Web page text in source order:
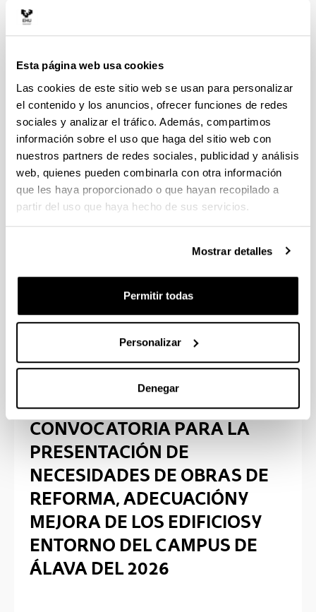
Esta página web usa cookies
Las cookies de este sitio web se usan para personalizar
el contenido y los anuncios, ofrecer funciones de redes
sociales y analizar el tráfico. Además, compartimos
información sobre el uso que haga del sitio web con
nuestros partners de redes sociales, publicidad y análisis
web, quienes pueden combinarla con otra información
que les haya proporcionado o que hayan recopilado a
partir del uso que haya hecho de sus servicios.
Mostrar detalles
Permitir todas
Personalizar
Denegar
DE ASOCIACIONES CIENTÍFICAS
INTERNACIONALES
CONVOCATORIA PARA EL ACCESO DE
VIVERO DE EMPRESAS INIZIA
Convocatorias finalizadas
CONVOCATORIA PARA LA
PRESENTACIÓN DE
NECESIDADES DE OBRAS DE
REFORMA, ADECUACIÓN Y
MEJORA DE LOS EDIFICIOS Y
ENTORNO DEL CAMPUS DE
ÁLAVA DEL 2026